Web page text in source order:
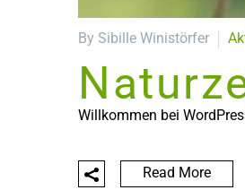
By Sibille Winistörfer
Willkommen bei
Read More